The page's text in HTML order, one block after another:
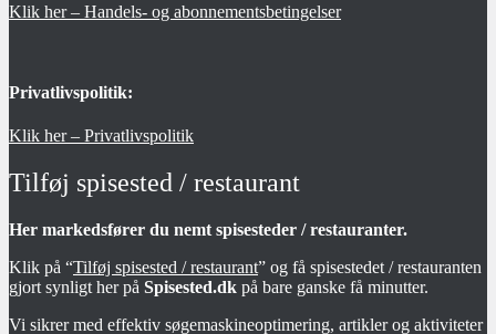
Klik her – Handels- og abonnementsbetingelser
Privatlivspolitik:
Klik her – Privatlivspolitik
Tilføj spisested / restaurant
Her markedsfører du nemt spisesteder / restauranter.
Klik på “Tilføj spisested / restaurant” og få spisestedet / restauranten
gjort synligt her på Spisested.dk på bare ganske få minutter.
Vi sikrer med effektiv søgemaskineoptimering, artikler og aktiviteter